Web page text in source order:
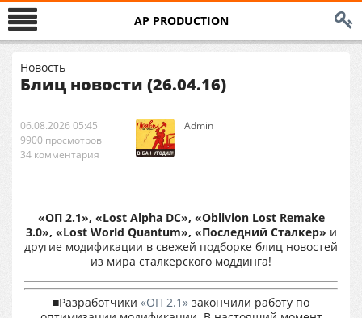
AP PRODUCTION
Новость
Блиц новости (26.04.16)
06.08.2026 05:45
9900 просмотров
34 комментария
Аdmin
«ОП 2.1», «Lost Alpha DC», «Oblivion Lost Remake
3.0», «Lost World Quantum», «Последний Сталкер» и
другие модификации в свежей подборке блиц новостей
из мира сталкерского моддинга!
■Разработчики «ОП 2.1» закончили работу по